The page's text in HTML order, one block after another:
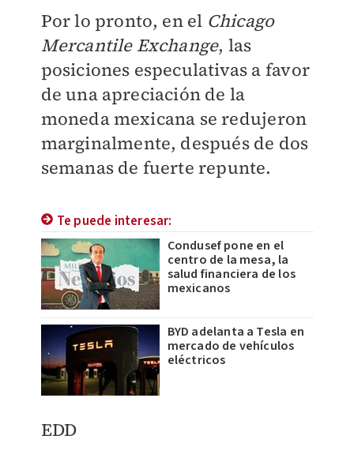
Por lo pronto, en el Chicago
Mercantile Exchange, las
posiciones especulativas a favor
de una apreciación de la
moneda mexicana se redujeron
marginalmente, después de dos
semanas de fuerte repunte.
Te puede interesar:
Condusef pone en el
centro de la mesa, la
salud financiera de los
mexicanos
BYD adelanta a Tesla en
mercado de vehículos
eléctricos
EDD